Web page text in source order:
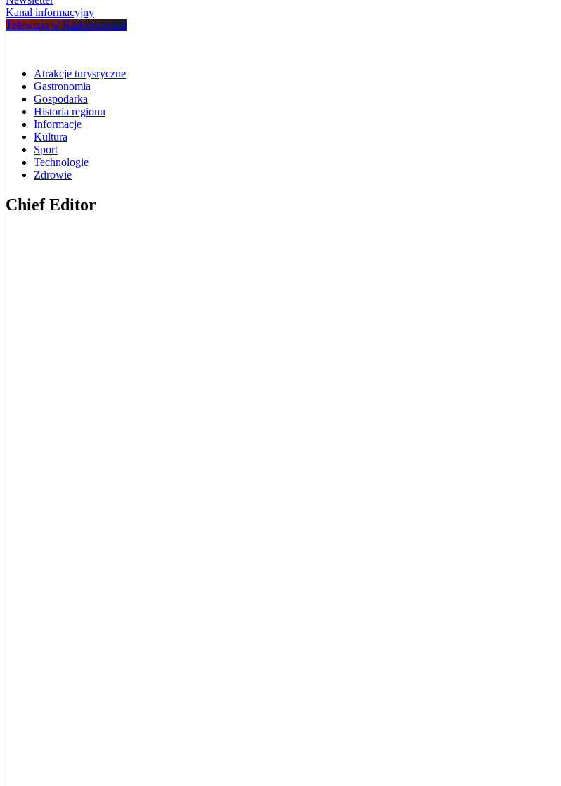
Kanal informacyjny
Telewizja w Karkonoszach
Atrakcje turysryczne
Gastronomia
Gospodarka
Historia regionu
Informacje
Kultura
Sport
Technologie
Zdrowie
Chief Editor